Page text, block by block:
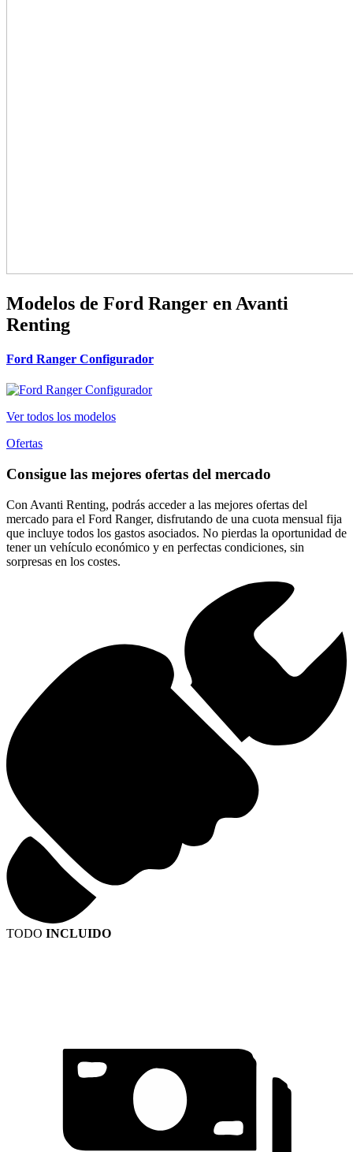
Modelos de Ford Ranger en Avanti
Renting
Ford Ranger Configurador
Ver todos los modelos
Ofertas
Consigue las mejores ofertas del mercado
Con Avanti Renting, podrás acceder a las mejores ofertas del
mercado para el Ford Ranger, disfrutando de una cuota mensual fija
que incluye todos los gastos asociados. No pierdas la oportunidad de
tener un vehículo económico y en perfectas condiciones, sin
sorpresas en los costes.
TODO INCLUIDO